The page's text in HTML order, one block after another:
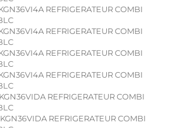
REFRIGERATEUR COMBI
REFRIGERATEUR COMBI
REFRIGERATEUR COMBI
REFRIGERATEUR COMBI
REFRIGERATEUR COMBI
REFRIGERATEUR COMBI